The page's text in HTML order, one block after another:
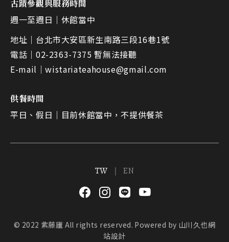
古蹟參觀與服務時間
週一至週日｜ 休館當中
地址｜ 台北市大安區新生南路三段16巷1號
電話｜ 02-2363-7375 暫無法接聽
E-mail｜wistariateahouse@gmail.com
供餐時間
平日、假日｜ 目前休館當中，不提供餐茶
TW EN
© 2022 紫藤廬 All rights reserved. Powered by 山川久也網
站設計